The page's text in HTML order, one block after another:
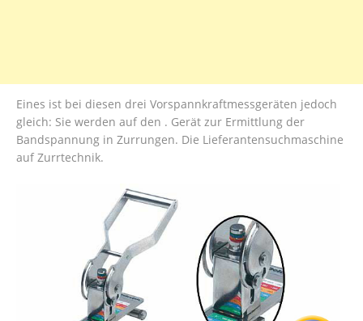
Eines ist bei diesen drei Vorspannkraftmessgeräten jedoch
gleich: Sie werden auf den . Gerät zur Ermittlung der
Bandspannung in Zurrungen. Die Lieferantensuchmaschine
auf Zurrtechnik.